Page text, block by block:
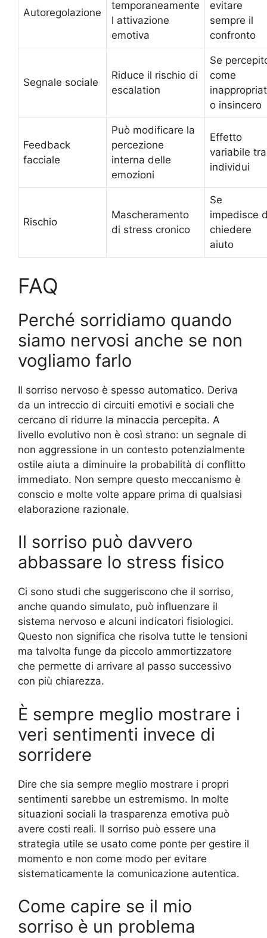
Autoregolazione
temporaneamente
l attivazione
emotiva
evitare
sempre il
confronto
Segnale sociale
Riduce il rischio di
escalation
Se
come
o insincero
Feedback
facciale
Può modificare la
percezione
interna delle
emozioni
Effetto
variabile tra
individui
Rischio
Mascheramento
di stress cronico
Se
impedisce
chiedere
aiuto
FAQ
Perché sorridiamo quando
siamo nervosi anche se non
vogliamo farlo
Il sorriso nervoso è spesso automatico. Deriva
da un intreccio di circuiti emotivi e sociali che
cercano di ridurre la minaccia percepita. A
livello evolutivo non è così strano: un segnale di
non aggressione in un contesto potenzialmente
ostile aiuta a diminuire la probabilità di conflitto
immediato. Non sempre questo meccanismo è
conscio e molte volte appare prima di qualsiasi
elaborazione razionale.
Il sorriso può davvero
abbassare lo stress fisico
Ci sono studi che suggeriscono che il sorriso,
anche quando simulato, può influenzare il
sistema nervoso e alcuni indicatori fisiologici.
Questo non significa che risolva tutte le tensioni
ma talvolta funge da piccolo ammortizzatore
che permette di arrivare al passo successivo
con più chiarezza.
È sempre meglio mostrare i
veri sentimenti invece di
sorridere
Dire che sia sempre meglio mostrare i propri
sentimenti sarebbe un estremismo. In molte
situazioni sociali la trasparenza emotiva può
avere costi reali. Il sorriso può essere una
strategia utile se usato come ponte per gestire il
momento e non come modo per evitare
sistematicamente la comunicazione autentica.
Come capire se il mio
sorriso è un problema